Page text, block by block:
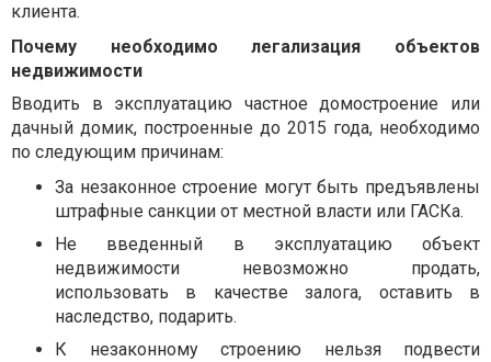
клиента.
Почему необходимо легализация объектов
недвижимости
Вводить в эксплуатацию частное домостроение или
дачный домик, построенные до 2015 года, необходимо
по следующим причинам:
За незаконное строение могут быть предъявлены
штрафные санкции от местной власти или ГАСКа.
Не введенный в эксплуатацию объект
недвижимости невозможно продать,
использовать в качестве залога, оставить в
наследство, подарить.
К незаконному строению нельзя подвести